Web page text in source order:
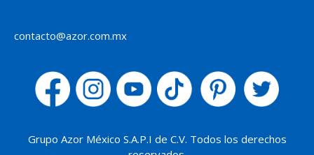
contacto@azor.com.mx
Grupo Azor México S.A.P.I de C.V. Todos los derechos